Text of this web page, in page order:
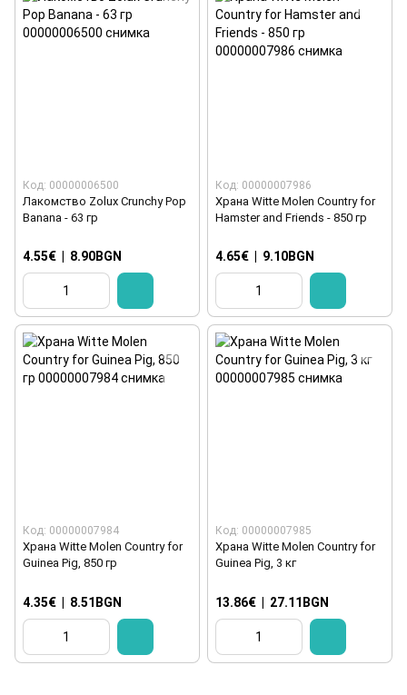
Код: 00000006500
Лакомство Zolux Crunchy Pop
Banana - 63 гр
4.55€ 8.90BGN
Код: 00000007986
Храна Witte Molen Country for
Hamster and Friends - 850 гр
4.65€ 9.10BGN
Код: 00000007984
Храна Witte Molen Country for
Guinea Pig, 850 гр
4.35€ 8.51BGN
Код: 00000007985
Храна Witte Molen Country for
Guinea Pig, 3 кг
13.86€ 27.11BGN